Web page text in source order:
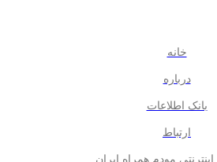
خانه
درباره
بانک اطلاعات
ارتباط
مودم همراه ایران